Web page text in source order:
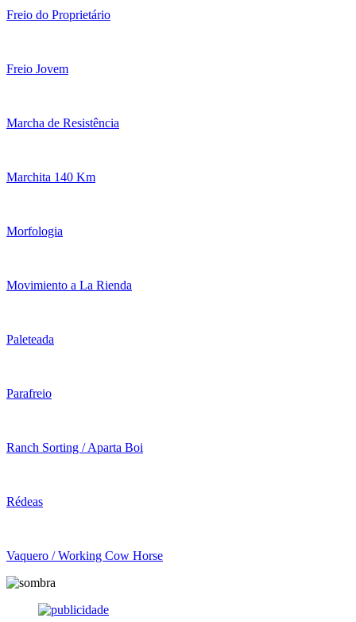
Freio do Proprietário
Freio Jovem
Marcha de Resistência
Marchita 140 Km
Morfologia
Movimiento a La Rienda
Paleteada
Parafreio
Ranch Sorting / Aparta Boi
Rédeas
Vaquero / Working Cow Horse